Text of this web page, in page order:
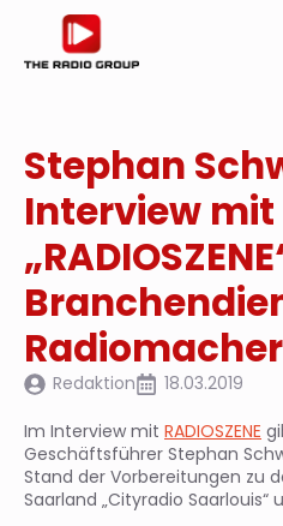
Stephan
Interview mit
Radiomacher
Redaktion
18.03.2019
Im Interview mit RADIOSZENE
Geschäftsführer Stephan
Stand der Vorbereitungen zu
Saarland „Cityradio Saarlouis“